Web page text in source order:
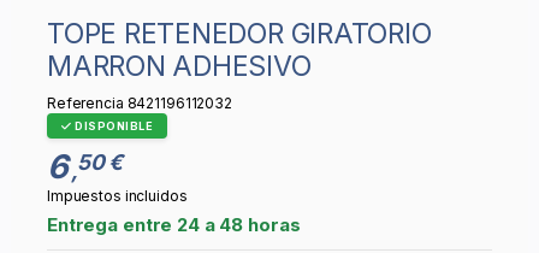
TOPE RETENEDOR GIRATORIO
MARRON ADHESIVO
Referencia 8421196112032
DISPONIBLE
6,50 €
Impuestos incluidos
Entrega entre 24 a 48 horas